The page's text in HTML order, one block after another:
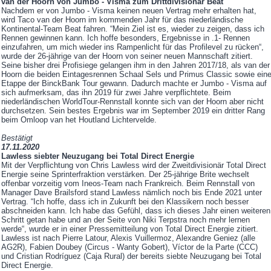
Nachdem er von Jumbo - Visma keinen neuen Vertrag mehr erhalten hat,
wird Taco van der Hoorn im kommenden Jahr für das niederländische
Kontinental-Team Beat fahren. “Mein Ziel ist es, wieder zu zeigen, dass ich
Rennen gewinnen kann. Ich hoffe besonders, Ergebnisse in .1- Rennen
einzufahren, um mich wieder ins Rampenlicht für das Profilevel zu rücken“,
wurde der 26-jährige van der Hoorn von seiner neuen Mannschaft zitiert.
Seine bisher drei Profisiege gelangen ihm in den Jahren 2017/18, als van der
Hoorn die beiden Eintagesrennen Schaal Sels und Primus Classic sowie eine
Etappe der BinckBank Tour gewann. Dadurch machte er Jumbo - Visma auf
sich aufmerksam, das ihn 2019 für zwei Jahre verpflichtete. Beim
niederländischen WorldTour-Rennstall konnte sich van der Hoorn aber nicht
durchsetzen. Sein bestes Ergebnis war im September 2019 ein dritter Rang
beim Omloop van het Houtland Lichtervelde.
Bestätigt
17.11.2020
Lawless siebter Neuzugang bei Total Direct Energie
Mit der Verpflichtung von Chris Lawless wird der Zweitdivisionär Total Direct
Energie seine Sprinterfraktion verstärken. Der 25-jährige Brite wechselt
offenbar vorzeitig vom Ineos-Team nach Frankreich. Beim Rennstall von
Manager Dave Brailsford stand Lawless nämlich noch bis Ende 2021 unter
Vertrag. “Ich hoffe, dass ich in Zukunft bei den Klassikern noch besser
abschneiden kann. Ich habe das Gefühl, dass ich dieses Jahr einen weiteren
Schritt getan habe und an der Seite von Niki Terpstra noch mehr lernen
werde“, wurde er in einer Pressemitteilung von Total Direct Energie zitiert.
Lawless ist nach Pierre Latour, Alexis Vuillermoz, Alexandre Geniez (alle
AG2R), Fabien Doubey (Circus - Wanty Gobert), Víctor de la Parte (CCC)
und Cristian Rodríguez (Caja Rural) der bereits siebte Neuzugang bei Total
Direct Energie.